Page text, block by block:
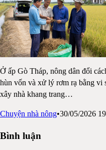
Ở ấp Gò Tháp, nông dân đổi
hùn vốn và xử lý rơm rạ bằng vi
xây nhà khang trang…
Chuyện nhà nông•30/05/2026
Bình luận